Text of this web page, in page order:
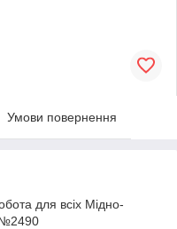
Умови повернення
для всіх Мідно-
№2490